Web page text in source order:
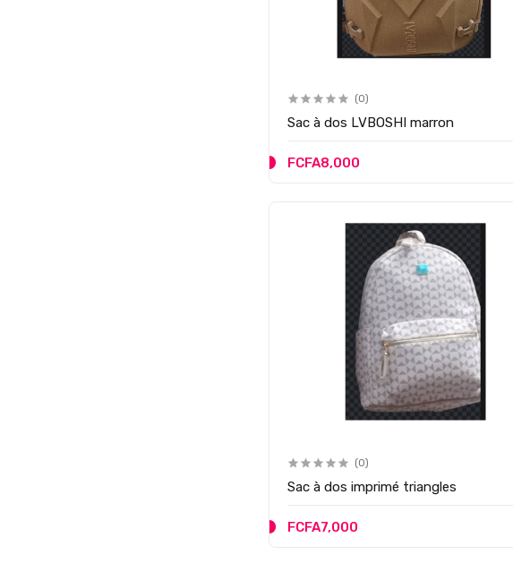
(0)
Sac à dos LVBOSHI marron
FCFA8,000
(0)
Sac à dos imprimé triangles
FCFA7,000